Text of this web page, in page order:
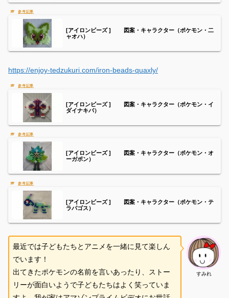
[アイロンビーズ ] 図案・キャラクター（ポケモン・二
ャオハ）
https://enjoy-tedzukuri.com/iron-beads-quaxly/
[アイロンビーズ ] 図案・キャラクター（ポケモン・イ
ダイナキバ）
[アイロンビーズ ] 図案・キャラクター（ポケモン・オ
ーガポン）
[アイロンビーズ ] 図案・キャラクター（ポケモン・テ
ラパゴス）
すみれ
最近では子どもたちとアニメを一緒に見て楽しん
でいます！
出てきたポケモンの名前を言いあったり、ストー
リーが面白いようで子どもたちはよく笑っていま